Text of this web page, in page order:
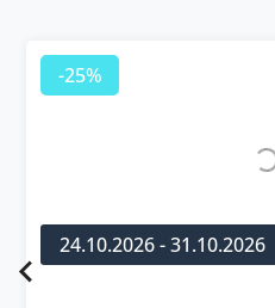
-25%
24.10.2026 - 31.10.2026